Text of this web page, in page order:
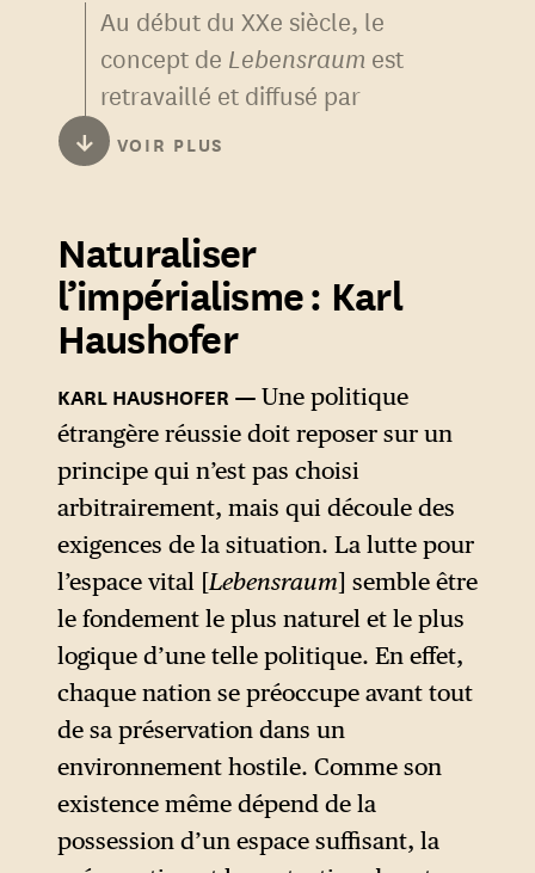
Au début du XXe siècle, le
concept de Lebensraum est
retravaillé et diffusé par
Friedrich Ratzel (1844-1904).
Zoologiste allemand devenu
de la « géographie politique »
(Politische Geographie),
Ratzel développe une
conception agonistique du
Lebensraum, nourrie de sa
lecture croisée de Charles
Darwin et de Thomas
Malthus.
De Darwin, Ratzel retient l’idée
d’une inéluctable compétition
entre les espèces pour l’accès
aux ressources naturelles, se
traduisant par un processus
de sélection naturelle qui voit
les plus aptes d’entre elles
triompher des moins
adaptées. De Malthus, il
↓ VOIR PLUS
Naturaliser
l’impérialisme : Karl
Haushofer
KARL HAUSHOFER
Une politique
étrangère réussie doit reposer sur un
principe qui n’est pas choisi
arbitrairement, mais qui découle des
exigences de la situation. La lutte pour
l’espace vital [Lebensraum] semble être
le fondement le plus naturel et le plus
logique d’une telle politique. En effet,
chaque nation se préoccupe avant tout
de sa préservation dans un
environnement hostile. Comme son
existence même dépend de la
possession d’un espace suffisant, la